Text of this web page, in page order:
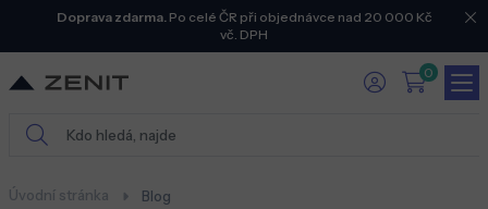
Doprava zdarma.Po celé ČR při objednávce nad 20 000 Kč
vč. DPH
0
Úvodní stránka Blog